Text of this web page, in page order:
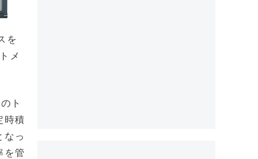
を
メ
ト
時積
なっ
を管